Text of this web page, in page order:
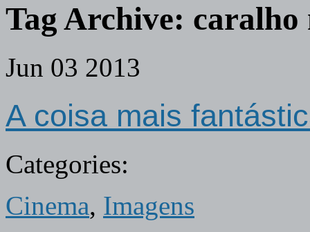
Tag Archive: caralho
Jun 03 2013
A coisa mais
Categories:
Cinema, Imagens